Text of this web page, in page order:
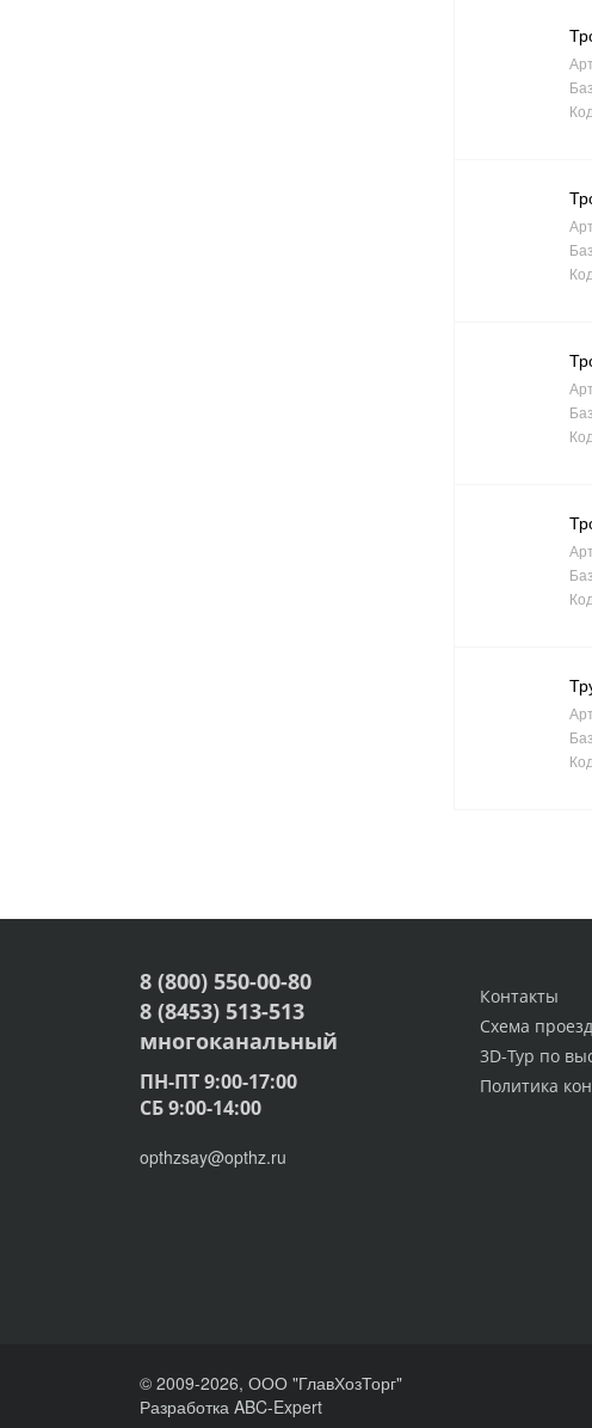
Код
Код
Код
Код
Код
Контакты
Схема
3D-Тур по
Политика
8 (800) 550-00-80
8 (8453) 513-513
многоканальный
ПН-ПТ 9:00-17:00
СБ 9:00-14:00
opthzsay@opthz.ru
© 2009-2026, ООО "ГлавХозТорг"
Разработка ABC-Expert